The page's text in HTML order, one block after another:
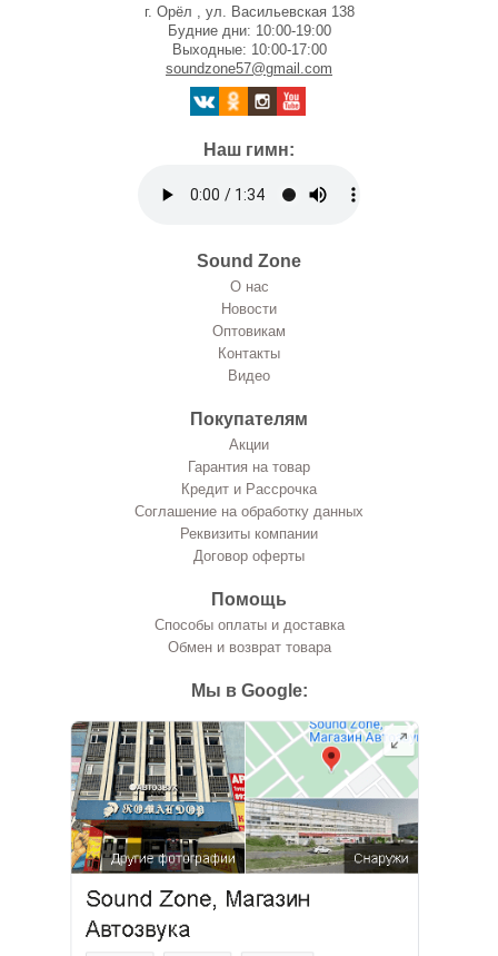
г. Орёл , ул. Васильевская 138
Будние дни: 10:00-19:00
Выходные: 10:00-17:00
soundzone57@gmail.com
Наш гимн:
Sound Zone
О нас
Новости
Оптовикам
Контакты
Видео
Покупателям
Акции
Гарантия на товар
Кредит и Рассрочка
Соглашение на обработку данных
Реквизиты компании
Договор оферты
Помощь
Способы оплаты и доставка
Обмен и возврат товара
Мы в Google: